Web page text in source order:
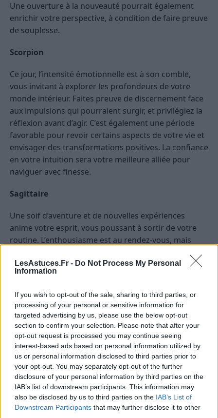
LesAstuces.Fr - Do Not Process My Personal
Information
If you wish to opt-out of the sale, sharing to third parties, or
processing of your personal or sensitive information for
targeted advertising by us, please use the below opt-out
section to confirm your selection. Please note that after your
opt-out request is processed you may continue seeing
interest-based ads based on personal information utilized by
us or personal information disclosed to third parties prior to
your opt-out. You may separately opt-out of the further
disclosure of your personal information by third parties on the
IAB’s list of downstream participants. This information may
also be disclosed by us to third parties on the IAB’s List of
Downstream Participants that may further disclose it to other
Une ouverture à la nouveauté pourrait également
enrichir votre perspective, à condition de faire preuve
de souplesse.
Scorpion
Ce jour, l’intensité émotionnelle est à son comble,
vous invitant à explorer les profondeurs de votre
monde intérieur. Faites preuve de discernement face
aux impulsions qui pourraient surgir, et privilégiez la
réflexion avant d’agir. C’est également une période
favorable pour revoir certains aspects de votre vie et
envisager des transformations positives. La confiance
en votre intuition sera votre meilleure alliée pour
naviguer avec finesse.
Sagittaire
Une soif d’aventure et de nouvelles expériences
anime votre esprit, vous poussant à sortir de votre
routine. L’enthousiasme est au rendez-vous, mais
opportunités qui se présentent. C’est le moment idéal
pour élargir vos horizons, que ce soit par la lecture, la
inspiration tout en restant prudent quant aux choix à
venir.
Capricorne
La stabilité et la concentration sont renforcées
aujourd’hui, vous permettant d’aborder vos
responsabilités avec sérieux et détermination.
Cependant, il est essentiel de ne pas vous laisser
envahir par le stress ou la pression. Prenez le temps